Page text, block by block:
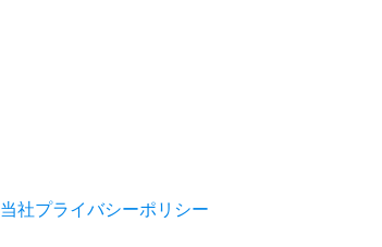
当社プライバシーポリシー